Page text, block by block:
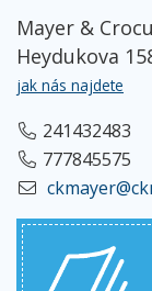
Mayer &
Heydukova
jak nás najdete
241432483
777845575